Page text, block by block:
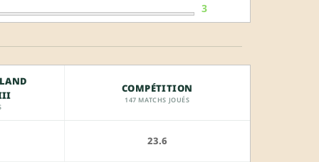
3
COMPÉTITION
147 MATCHS JOUÉS
23.6